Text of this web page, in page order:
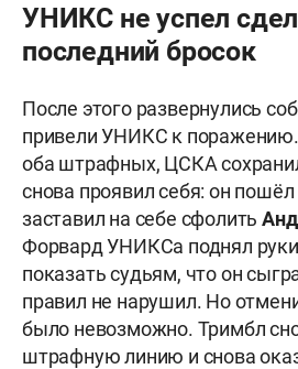
УНИКС не успел
последний бросок
После этого развернулись
привели УНИКС к
оба штрафных, ЦСКА
снова проявил себя: он пошёл
заставил на себе сфолить
Форвард УНИКСа поднял
показать судьям, что он
правил не нарушил. Но
было невозможно. Тримбл
штрафную линию и снова